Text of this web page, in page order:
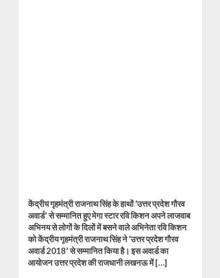
केंद्रीय गृहमंत्री राजनाथ सिंह के हाथों ‘उत्तर प्रदेश गौरव
अवार्ड’ से सम्‍मानित हुए मेगा स्‍टार रवि किशन अपने लाजवाब
अभिनय से लोगों के दिलों में बसने वाले अभिनेता रवि किशन
को केंद्रीय गृहमंत्री राजनाथ सिंह ने ‘उत्तर प्रदेश गौरव
अवार्ड 2018’ से सम्‍मानित किया है। इस अवार्ड का
आयोजन उत्तर प्रदेश की राजधानी लखनऊ में […]